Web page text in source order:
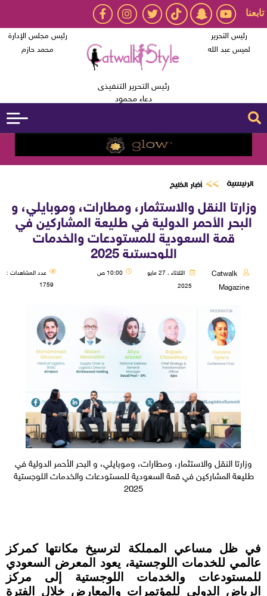
تابعنا
رئيس التحرير
لميس عبد الله
رئيس التحرير التنفيذى
دعاء محمود
رئيس مجلس الإدارة
محمد حازم
الرئيسية أخبار الخليج
وزارتا النقل والاستثمار، ومطارات، وموبايلي، و
البحر الأحمر الدولية في طليعة المشاركين في
قمة السعودية للمستودعات والخدمات
اللوجستية 2025
Catwalk
Magazine
الثلاثاء ، 27 مايو
2025
10:00 ص
عدد المشاهدات :
1759
وزارتا النقل والاستثمار، ومطارات، وموبايلي، و البحر الأحمر الدولية في
طليعة المشاركين في قمة السعودية للمستودعات والخدمات اللوجستية
2025
في ظل مساعي المملكة لترسيخ مكانتها كمركز
عالمي للخدمات اللوجستية، يعود المعرض السعودي
للمستودعات والخدمات اللوجستية إلى مركز
الرياض الدولي للمؤتمرات والمعارض خلال الفترة